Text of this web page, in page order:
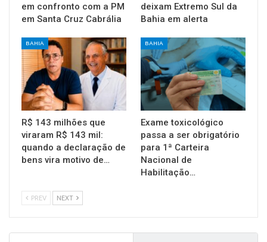
em confronto com a PM
em Santa Cruz Cabrália
deixam Extremo Sul da
Bahia em alerta
BAHIA
R$ 143 milhões que
viraram R$ 143 mil:
quando a declaração de
bens vira motivo de…
BAHIA
Exame toxicológico
passa a ser obrigatório
para 1ª Carteira
Nacional de
Habilitação…
PREV NEXT